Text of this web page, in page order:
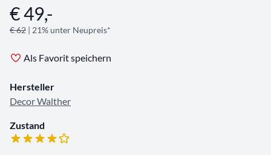
Angebotsinformationen
€ 49,-
€ 62 | 21% unter Neupreis*
Als Favorit speichern
Hersteller
Decor Walther
Zustand